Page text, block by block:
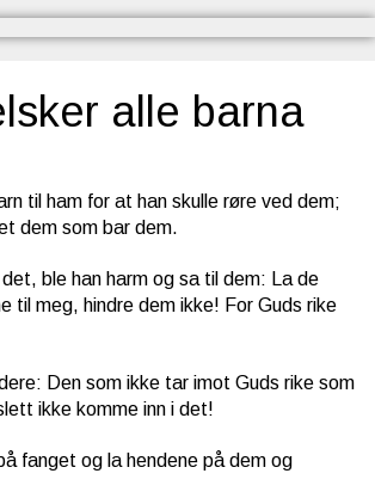
alle barna
til ham for at han skulle røre ved dem;
dem som bar dem.
ble han harm og sa til dem: La de
til meg, hindre dem ikke! For Guds rike
Den som ikke tar imot Guds rike som
ikke komme inn i det!
fanget og la hendene på dem og